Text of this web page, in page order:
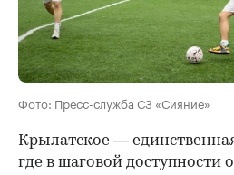
Фото: Пресс-служба СЗ «Сияние»
Крылатское —
где в шаговой доступности